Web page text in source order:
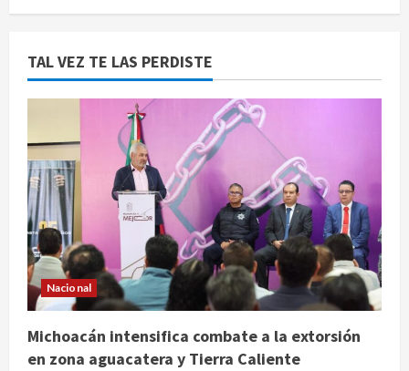
TAL VEZ TE LAS PERDISTE
Nacional
Michoacán intensifica combate a la extorsión
en zona aguacatera y Tierra Caliente